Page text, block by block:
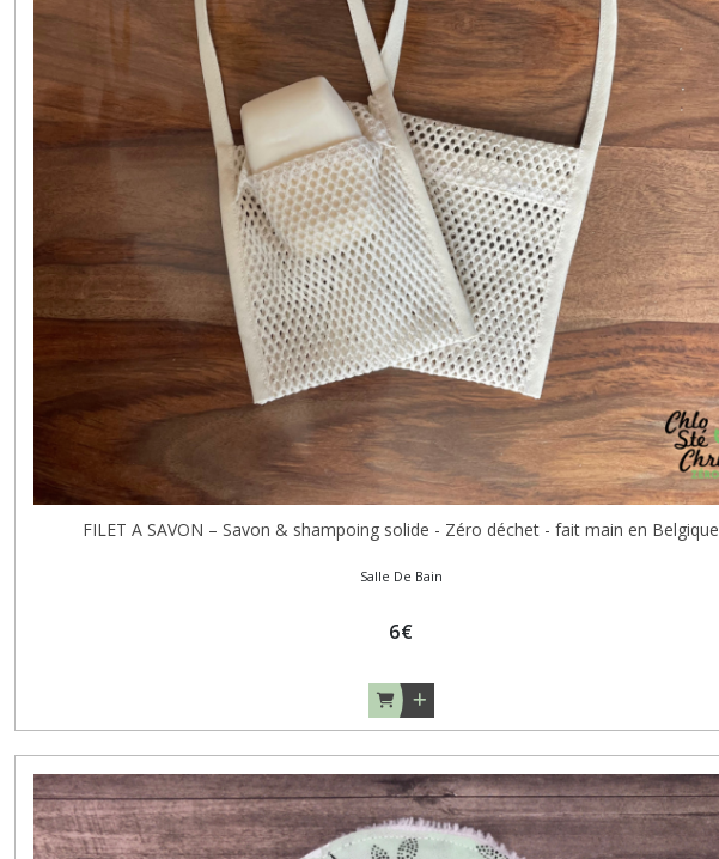
FILET A SAVON – Savon & shampoing solide - Zéro déchet - fait main en Belgique
Salle De Bain
6€